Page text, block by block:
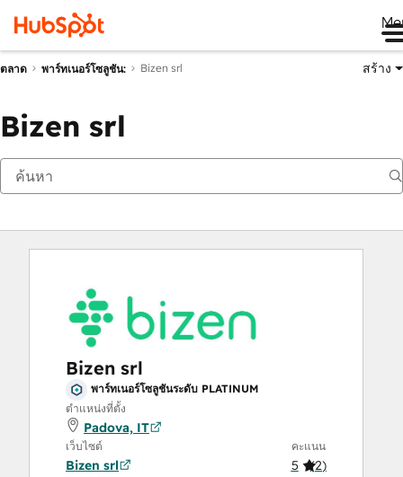
ตลาด พาร์ทเนอร์โซลูชัน: Bizen srl สร้าง
Bizen srl
Bizen srl
พาร์ทเนอร์โซลูชันระดับ PLATINUM
ตำแหน่งที่ตั้ง
Padova, IT
เว็บไซต์
Bizen srl
คะแนน
5 (2)